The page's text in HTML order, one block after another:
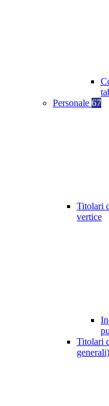
Personale 67
Titolari
vertice
Titolari
generali)